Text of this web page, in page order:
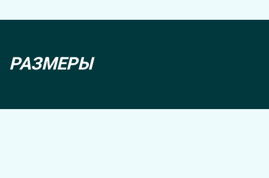
РАЗМЕРЫ